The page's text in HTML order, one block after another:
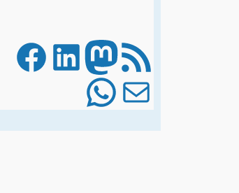
Facebook
LinkedIn
RSS-Feed
E-Mail